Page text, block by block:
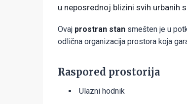
u neposrednoj blizini svih urbanih
Ovaj prostran stan smešten je u
odlična organizacija prostora koja
Raspored prostorija
Ulazni hodnik